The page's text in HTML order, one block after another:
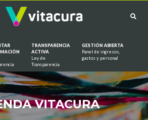
TRANSPARENCIA
ACTIVA
Ley de
Transparencia
GESTIÓN ABIERTA
Panel de ingresos,
gastos y personal
VITACURA